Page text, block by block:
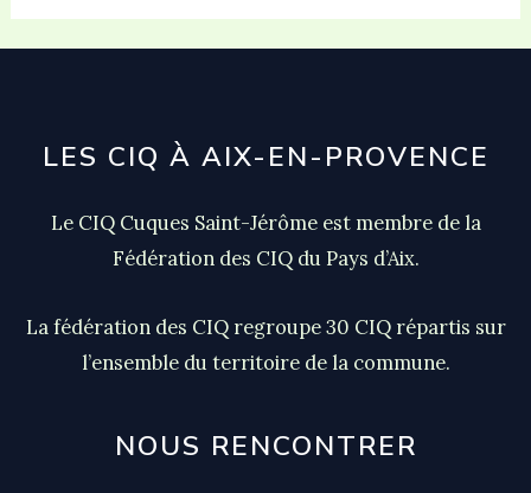
du
LES CIQ À AIX-EN-PROVENCE
Le CIQ Cuques Saint-Jérôme est membre de la
Fédération des CIQ du Pays d’Aix.
La fédération des CIQ regroupe 30 CIQ répartis sur
l’ensemble du territoire de la commune.
NOUS RENCONTRER